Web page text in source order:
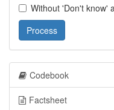
Without 'Don't know'
Process
Codebook
Factsheet